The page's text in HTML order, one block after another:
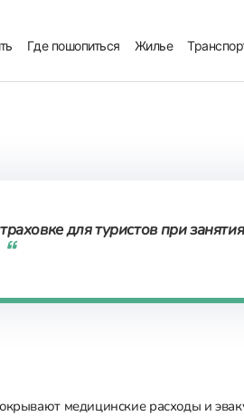
Где пошопиться Жилье
для туристов при
медицинские расходы и